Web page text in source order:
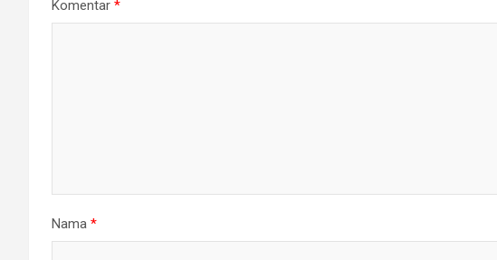
Komentar *
Nama *